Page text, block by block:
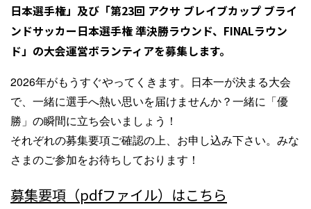
日本選手権」及び「第23回 アクサ ブレイブカップ ブライ
ンドサッカー日本選手権 準決勝ラウンド、FINALラウン
ド」の大会運営ボランティアを募集します。
2026年がもうすぐやってくきます。日本一が決まる大会
で、一緒に選手へ熱い思いを届けませんか？一緒に「優
勝」の瞬間に立ち会いましょう！
それぞれの募集要項ご確認の上、お申し込み下さい。みな
さまのご参加をお待ちしております！
募集要項（pdfファイル）はこちら